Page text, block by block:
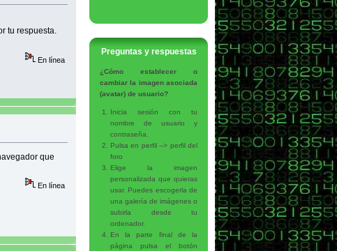
tu respuesta.
En línea
que
En línea
Preguntas y respuestas
¿Cómo establecer o
cambiar la imagen asociada
(avatar) de usuario?
Inicia sesión con tu
nombre de usuario y
contraseña.
Pulsa en perfil --> perfil del
foro
Elige la imagen
personalizada que quieras
usar. Puedes escogerla de
una galería de imágenes o
subirla desde tu
ordenador.
En la parte final de la
página pulsa el botón